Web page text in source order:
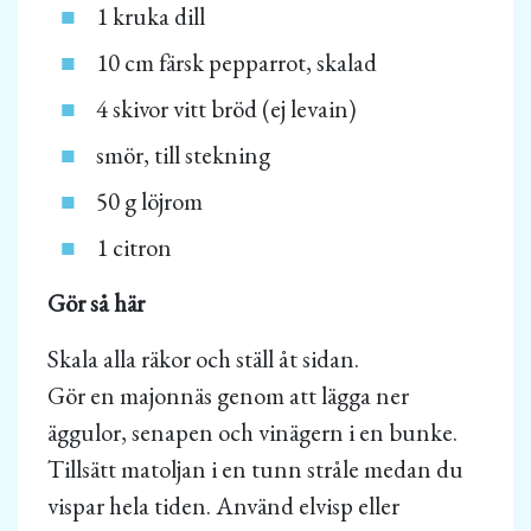
1 kruka dill
10 cm färsk pepparrot, skalad
4 skivor vitt bröd (ej levain)
smör, till stekning
50 g löjrom
1 citron
Gör så här
Skala alla räkor och ställ åt sidan.
Gör en majonnäs genom att lägga ner
äggulor, senapen och vinägern i en bunke.
Tillsätt matoljan i en tunn stråle medan du
vispar hela tiden. Använd elvisp eller